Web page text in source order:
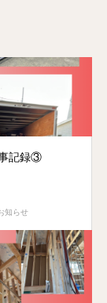
記録③
知らせ